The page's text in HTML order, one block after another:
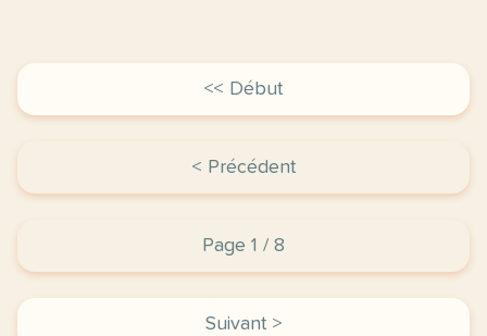
<< Début
< Précédent
Page 1 / 8
Suivant >